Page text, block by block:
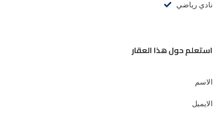
نادي رياضي
استعلم حول هذا العقار
الاسم
الايميل